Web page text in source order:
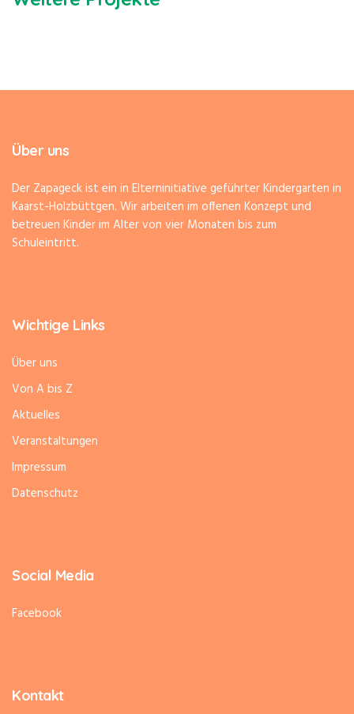
Über uns
Der Zapageck ist ein in Elterninitiative geführter Kindergarten in
Kaarst-Holzbüttgen. Wir arbeiten im offenen Konzept und
betreuen Kinder im Alter von vier Monaten bis zum
Schuleintritt.
Wichtige Links
Über uns
Von A bis Z
Aktuelles
Veranstaltungen
Impressum
Datenschutz
Social Media
Facebook
Kontakt